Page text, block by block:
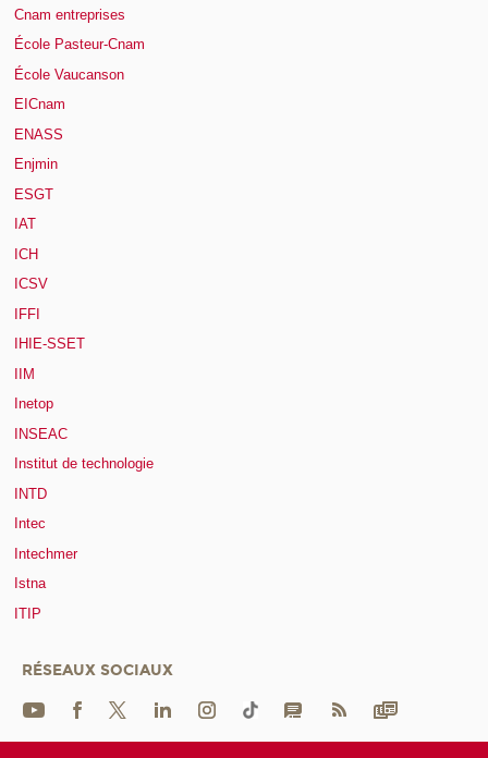
Cnam entreprises
École Pasteur-Cnam
École Vaucanson
EICnam
ENASS
Enjmin
ESGT
IAT
ICH
ICSV
IFFI
IHIE-SSET
IIM
Inetop
INSEAC
Institut de technologie
INTD
Intec
Intechmer
Istna
ITIP
RÉSEAUX SOCIAUX